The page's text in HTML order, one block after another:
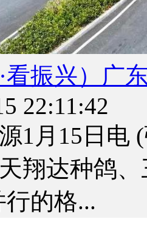
·看振兴）广
22:11:42
1月15日电
翔达种鸽
行的格...